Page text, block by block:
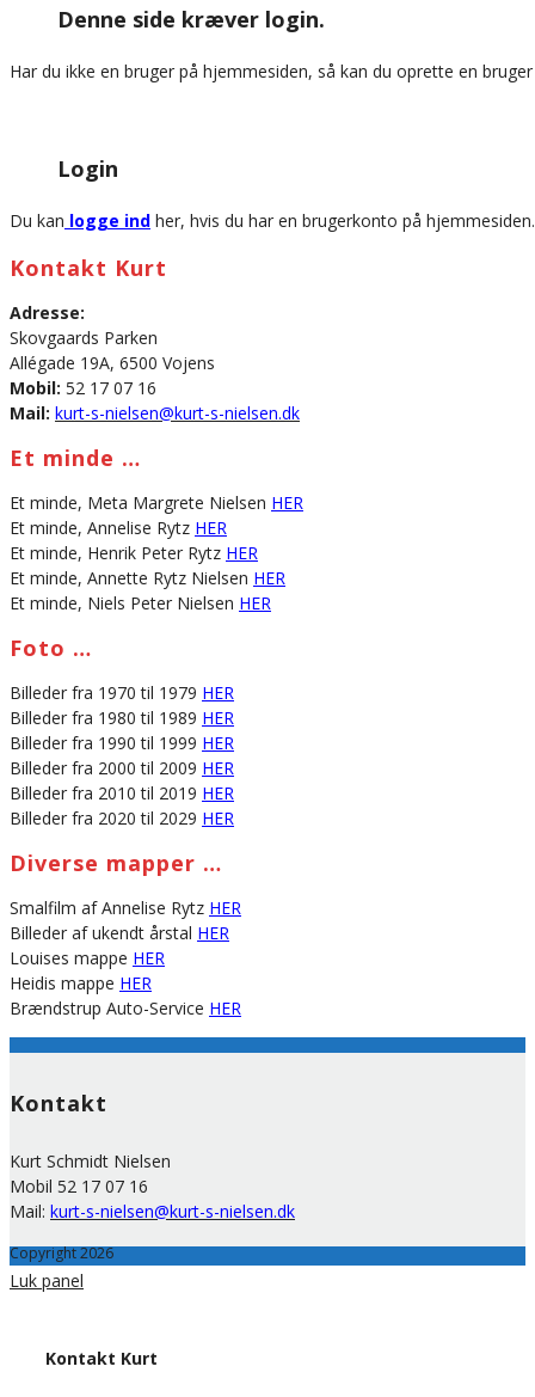
websiteDenne side kræver login.
Har du ikke en bruger på hjemmesiden, så kan du oprette en
Login
Du kan logge ind her, hvis du har en brugerkonto på hjemmesiden.
Kontakt Kurt
Adresse:
Skovgaards Parken
Allégade 19A, 6500 Vojens
Mobil: 52 17 07 16
Mail: kurt-s-nielsen@kurt-s-nielsen.dk
Et minde …
Et minde, Meta Margrete Nielsen HER
Et minde, Annelise Rytz HER
Et minde, Henrik Peter Rytz HER
Et minde, Annette Rytz Nielsen HER
Et minde, Niels Peter Nielsen HER
Foto …
Billeder fra 1970 til 1979 HER
Billeder fra 1980 til 1989 HER
Billeder fra 1990 til 1999 HER
Billeder fra 2000 til 2009 HER
Billeder fra 2010 til 2019 HER
Billeder fra 2020 til 2029 HER
Diverse mapper …
Smalfilm af Annelise Rytz HER
Billeder af ukendt årstal HER
Louises mappe HER
Heidis mappe HER
Brændstrup Auto-Service HER
Kontakt
Kurt Schmidt Nielsen
Mobil 52 17 07 16
Mail: kurt-s-nielsen@kurt-s-nielsen.dk
Copyright 2026
Luk panel
Kontakt Kurt